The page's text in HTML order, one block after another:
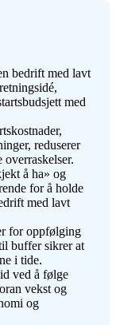
bedrift med lavt
med
reduserer
å ha» og
for å holde
med lavt
for oppfølging
buffer sikrer at
i tide.
ved å følge
vekst og
og